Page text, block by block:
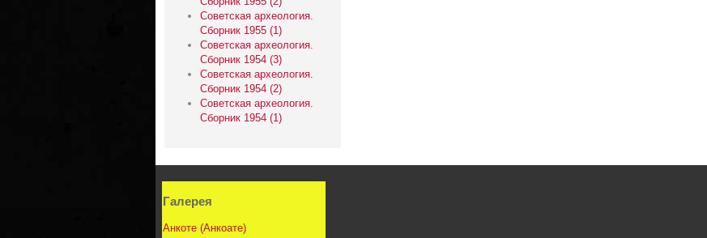
Советская археология.
Сборник 1955 (1)
Советская археология.
Сборник 1954 (3)
Советская археология.
Сборник 1954 (2)
Советская археология.
Сборник 1954 (1)
Галерея
Анкоте (Анкоате)